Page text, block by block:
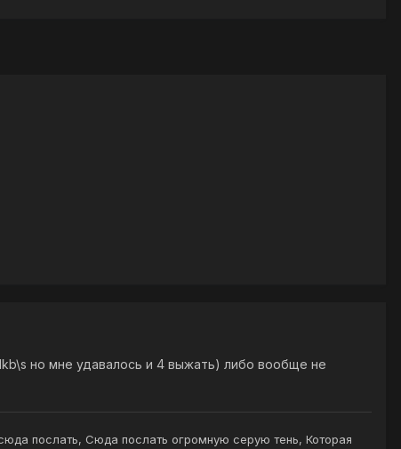
но мне удавалось и 4 выжать) либо вообще не
послать, Сюда послать огромную серую тень, Которая